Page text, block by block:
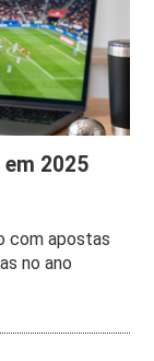
2025
com apostas
no ano